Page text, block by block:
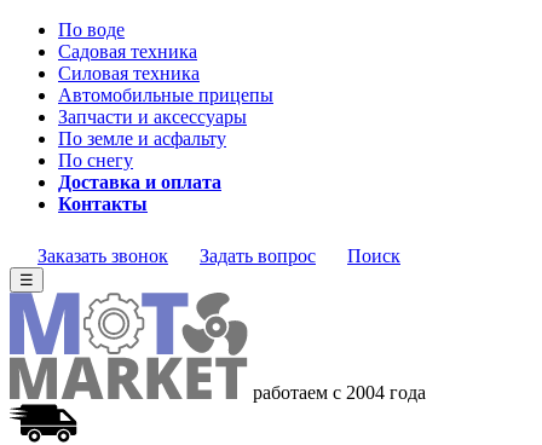
По воде
Садовая техника
Силовая техника
Автомобильные прицепы
Запчасти и аксессуары
По земле и асфальту
По снегу
Доставка и оплата
Контакты
Заказать звонок Задать вопрос Поиск
☰
работаем с 2004 года